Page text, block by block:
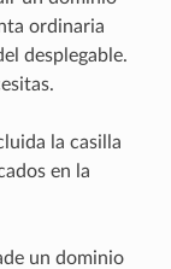
ordinaria
desplegable.
la casilla
en la
un dominio